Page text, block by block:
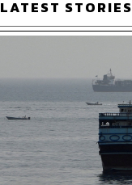
LATEST STORIES